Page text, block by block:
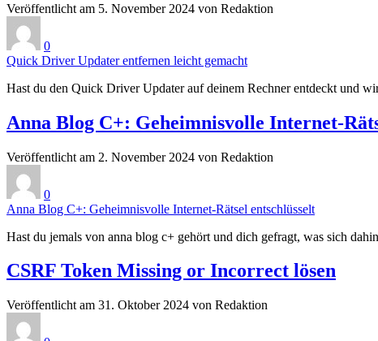
Veröffentlicht am 5. November 2024 von Redaktion
0
Quick Driver Updater entfernen leicht gemacht
Hast du den Quick Driver Updater auf deinem Rechner entdeckt und
Anna Blog C+: Geheimnisvolle Internet-
Veröffentlicht am 2. November 2024 von Redaktion
0
Anna Blog C+: Geheimnisvolle Internet-Rätsel entschlüsselt
Hast du jemals von anna blog c+ gehört und dich gefragt, was sich
CSRF Token Missing or Incorrect lösen
Veröffentlicht am 31. Oktober 2024 von Redaktion